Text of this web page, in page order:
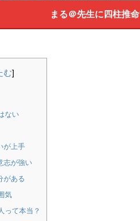
まる＠先生に四柱推
む]
ない
が上手
志が強い
がある
気
って本当？